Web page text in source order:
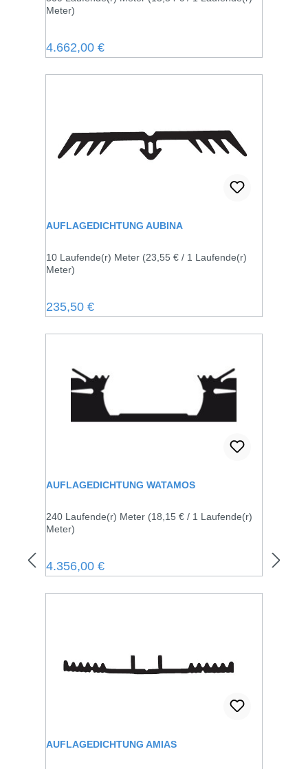
Meter)
Regulärer Preis:
4.662,00 €
AUFLAGEDICHTUNG AUBINA
10 Laufende(r) Meter (23,55 € / 1 Laufende(r)
Meter)
Regulärer Preis:
235,50 €
AUFLAGEDICHTUNG WATAMOS
240 Laufende(r) Meter (18,15 € / 1 Laufende(r)
Meter)
Regulärer Preis:
4.356,00 €
AUFLAGEDICHTUNG AMIAS